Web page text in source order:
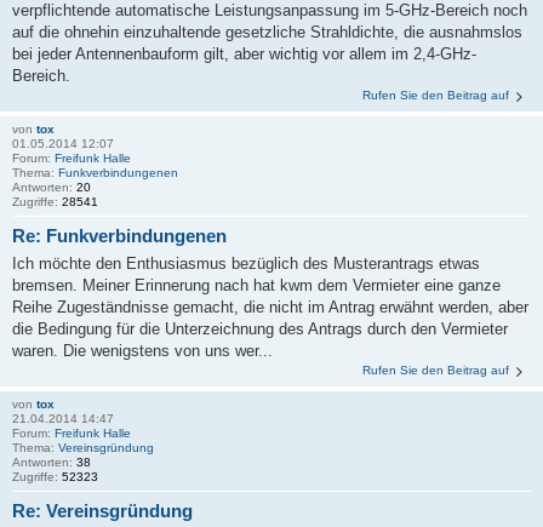
verpflichtende automatische Leistungsanpassung im 5-GHz-Bereich noch
auf die ohnehin einzuhaltende gesetzliche Strahldichte, die ausnahmslos
bei jeder Antennenbauform gilt, aber wichtig vor allem im 2,4-GHz-
Bereich.
Rufen Sie den Beitrag auf
von tox
01.05.2014 12:07
Forum: Freifunk Halle
Thema: Funkverbindungenen
Antworten: 20
Zugriffe: 28541
Re: Funkverbindungenen
Ich möchte den Enthusiasmus bezüglich des Musterantrags etwas
bremsen. Meiner Erinnerung nach hat kwm dem Vermieter eine ganze
Reihe Zugeständnisse gemacht, die nicht im Antrag erwähnt werden, aber
die Bedingung für die Unterzeichnung des Antrags durch den Vermieter
waren. Die wenigstens von uns wer...
Rufen Sie den Beitrag auf
von tox
21.04.2014 14:47
Forum: Freifunk Halle
Thema: Vereinsgründung
Antworten: 38
Zugriffe: 52323
Re: Vereinsgründung